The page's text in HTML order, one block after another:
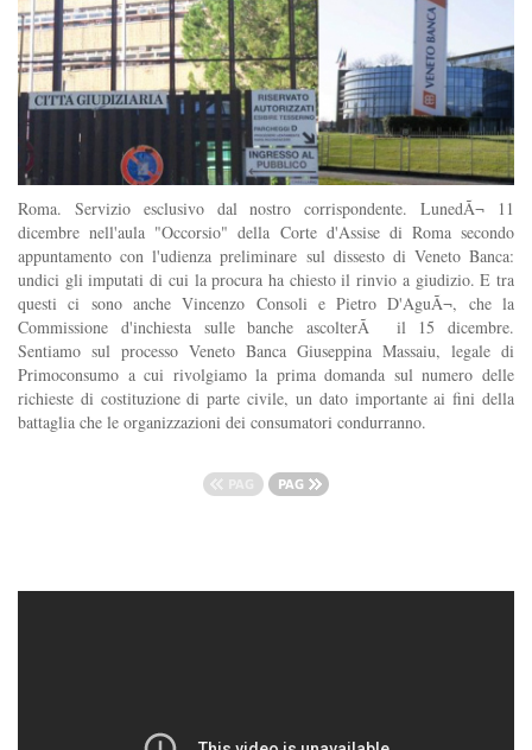
Roma. Servizio esclusivo dal nostro corrispondente. LunedÃ¬ 11
dicembre nell'aula "Occorsio" della Corte d'Assise di Roma secondo
appuntamento con l'udienza preliminare sul dissesto di Veneto Banca:
undici gli imputati di cui la procura ha chiesto il rinvio a giudizio. E tra
questi ci sono anche Vincenzo Consoli e Pietro D'AguÃ¬, che la
Commissione d'inchiesta sulle banche ascolterÃ il 15 dicembre.
Sentiamo sul processo Veneto Banca Giuseppina Massaiu, legale di
Primoconsumo a cui rivolgiamo la prima domanda sul numero delle
richieste di costituzione di parte civile, un dato importante ai fini della
battaglia che le organizzazioni dei consumatori condurranno.